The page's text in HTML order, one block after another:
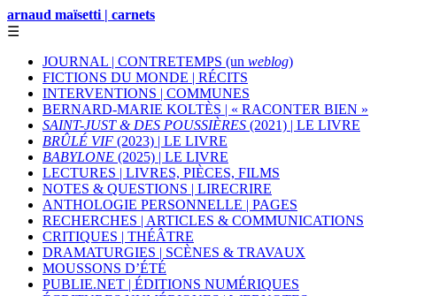
arnaud maïsetti | carnets
☰
JOURNAL | CONTRETEMPS (un weblog)
FICTIONS DU MONDE | RÉCITS
INTERVENTIONS | COMMUNES
BERNARD-MARIE KOLTÈS | « RACONTER BIEN »
SAINT-JUST & DES POUSSIÈRES (2021) | LE LIVRE
BRÛLÉ VIF (2023) | LE LIVRE
BABYLONE (2025) | LE LIVRE
LECTURES | LIVRES, PIÈCES, FILMS
NOTES & QUESTIONS | LIRECRIRE
ANTHOLOGIE PERSONNELLE | PAGES
RECHERCHES | ARTICLES & COMMUNICATIONS
CRITIQUES | THÉÂTRE
DRAMATURGIES | SCÈNES & TRAVAUX
MOUSSONS D’ÉTÉ
PUBLIE.NET | ÉDITIONS NUMÉRIQUES